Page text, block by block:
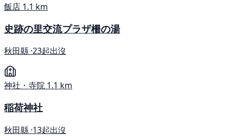
飯店 1.1 km
史跡の里交流プラザ柵の湯
秋田縣 ·23起出沒
神社・寺院 1.1 km
稲荷神社
秋田縣 ·13起出沒